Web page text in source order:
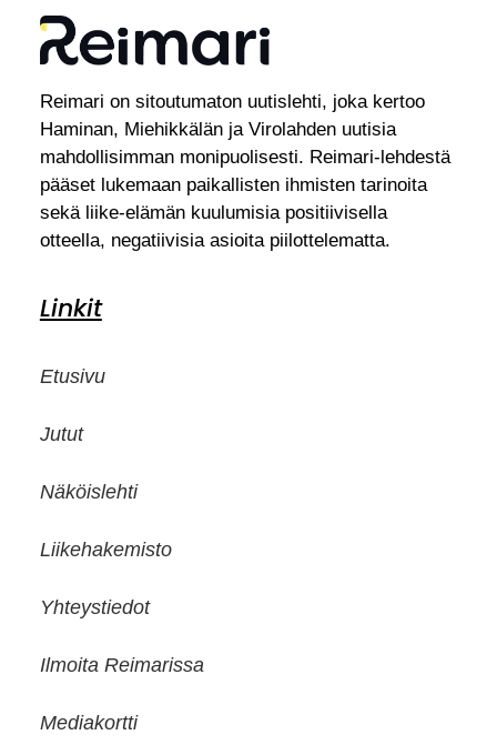
Reimari on sitoutumaton uutislehti, joka kertoo
Haminan, Miehikkälän ja Virolahden uutisia
mahdollisimman monipuolisesti. Reimari-lehdestä
pääset lukemaan paikallisten ihmisten tarinoita
sekä liike-elämän kuulumisia positiivisella
otteella, negatiivisia asioita piilottelematta.
Linkit
Etusivu
Jutut
Näköislehti
Liikehakemisto
Yhteystiedot
Ilmoita Reimarissa
Mediakortti